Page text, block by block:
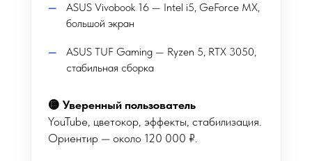
ASUS Vivobook 16 — Intel i5, GeForce MX,
большой экран
ASUS TUF Gaming — Ryzen 5, RTX 3050,
стабильная сборка
🟡 Уверенный пользователь
YouTube, цветокор, эффекты, стабилизация.
Ориентир — около 120 000 ₽.